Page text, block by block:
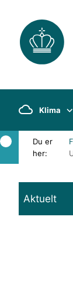
Klima
Du er
her:
Aktuelt